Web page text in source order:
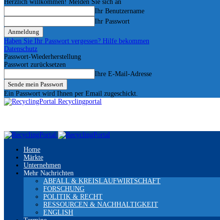
Herzlich willkommen! Melden Sie sich an
Ihr Benutzername
Ihr Passwort
Haben Sie Ihr Passwort vergessen? Hilfe bekommen
Datenschutz
Passwort-Wiederherstellung
Passwort zurücksetzen
Ihre E-Mail-Adresse
Ein Passwort wird Ihnen per Email zugeschickt.
Recyclingportal
Home
Märkte
Unternehmen
Mehr Nachrichten
ABFALL & KREISLAUFWIRTSCHAFT
FORSCHUNG
POLITIK & RECHT
RESSOURCEN & NACHHALTIGKEIT
ENGLISH